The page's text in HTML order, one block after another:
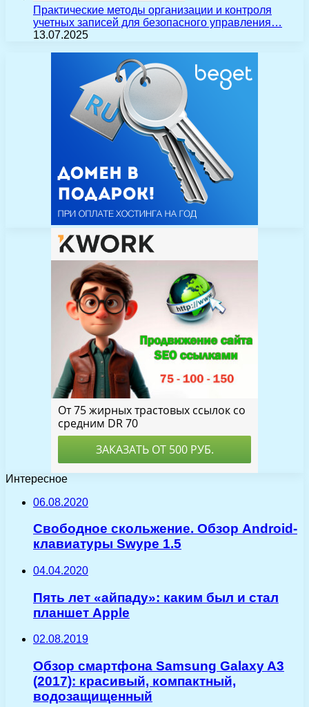
Практические методы организации и контроля
учетных записей для безопасного управления…
13.07.2025
Интересное
06.08.2020
Свободное скольжение. Обзор Android-
клавиатуры Swype 1.5
04.04.2020
Пять лет «айпаду»: каким был и стал
планшет Apple
02.08.2019
Обзор смартфона Samsung Galaxy A3
(2017): красивый, компактный,
водозащищенный